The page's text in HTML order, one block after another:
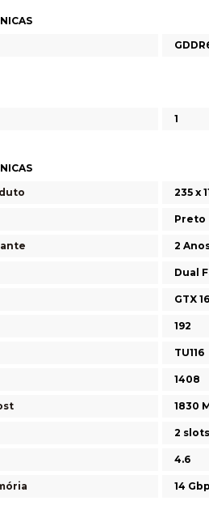
1
235 x
Preto
2
Dual
GTX
192
TU116
1408
1830
2 slots
4.6
14